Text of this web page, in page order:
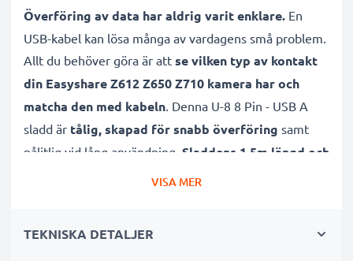
Överföring av data har aldrig varit enklare. En
USB-kabel kan lösa många av vardagens små problem.
Allt du behöver göra är att se vilken typ av kontakt
din Easyshare Z612 Z650 Z710 kamera har och
matcha den med kabeln. Denna U-8 8 Pin - USB A
sladd är tålig, skapad för snabb överföring samt
pålitlig vid lång användning. Sladdens 1.5m längd och
PVC material gör kabeln hållbar
Självklartstödjer den även både software samt
VISA MER
TEKNISKA DETALJER